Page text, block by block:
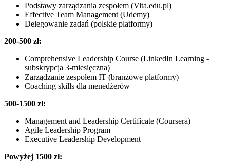
Podstawy zarządzania zespołem (Vita.edu.pl)
Effective Team Management (Udemy)
Delegowanie zadań (polskie platformy)
200-500 zł:
Comprehensive Leadership Course (LinkedIn Learning -
subskrypcja 3-miesięczna)
Zarządzanie zespołem IT (branżowe platformy)
Coaching skills dla menedżerów
500-1500 zł:
Management and Leadership Certificate (Coursera)
Agile Leadership Program
Executive Leadership Development
Powyżej 1500 zł: